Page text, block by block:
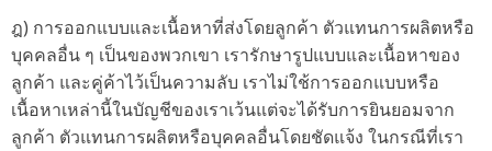
ฎ) การออกแบบและเนื้อหาที่ส่งโดยลูกค้า ตัวแทนการผลิตหรือ
บุคคลอื่น ๆ เป็นของพวกเขา เรารักษารูปแบบและเนื้อหาของ
ลูกค้า และคู่ค้าไว้เป็นความลับ เราไม่ใช้การออกแบบหรือ
เนื้อหาเหล่านี้ในบัญชีของเราเว้นแต่จะได้รับการยินยอมจาก
ลูกค้า ตัวแทนการผลิตหรือบุคคลอื่นโดยชัดแจ้ง ในกรณีที่เรา